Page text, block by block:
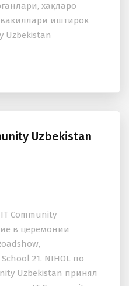
xақларо
вакиллари иштирок
Uzbekistan
Uzbekistan
Community
в церемонии
21. NIHOL по
Uzbekistan принял